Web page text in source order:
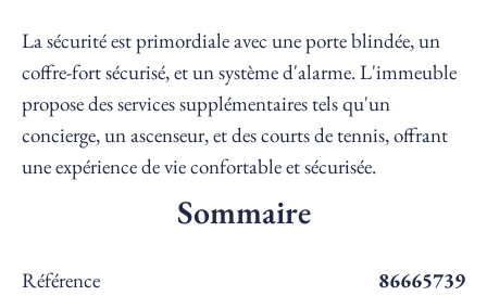
La sécurité est primordiale avec une porte blindée, un
coffre-fort sécurisé, et un système d'alarme. L'immeuble
propose des services supplémentaires tels qu'un
concierge, un ascenseur, et des courts de tennis, offrant
une expérience de vie confortable et sécurisée.
Sommaire
Référence
86665739